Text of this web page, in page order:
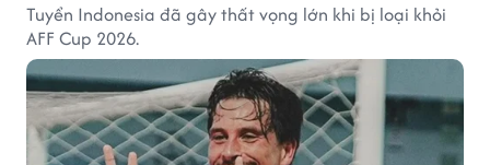
Tuyển Indonesia đã gây thất vọng lớn khi bị loại khỏi
AFF Cup 2026.